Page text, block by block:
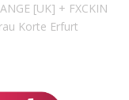
[UK] + FXCKIN
Korte Erfurt